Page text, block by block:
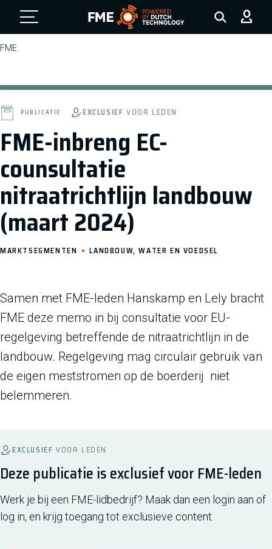
FME Logo, to the homepage
FME
FME-inbreng EC-
counsultatie
nitraatrichtlijn landbouw
(maart 2024)
PUBLICATIE EXCLUSIEF VOOR LEDEN
MARKTSEGMENTEN LANDBOUW, WATER EN VOEDSEL
Samen met FME-leden Hanskamp en Lely bracht
FME deze memo in bij consultatie voor EU-
regelgeving betreffende de nitraatrichtlijn in de
landbouw. Regelgeving mag circulair gebruik van
de eigen meststromen op de boerderij niet
belemmeren.
EXCLUSIEF VOOR LEDEN
Deze publicatie is exclusief voor FME-leden
Werk je bij een FME-lidbedrijf? Maak dan een login aan of
log in, en krijg toegang tot exclusieve content.